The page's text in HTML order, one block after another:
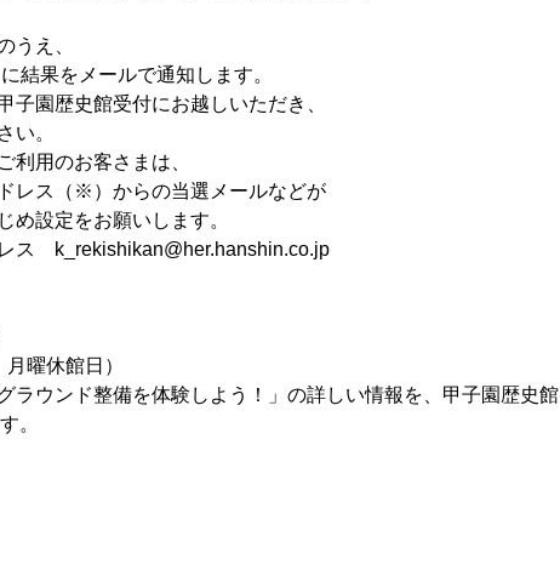
え、
メールで通知します。
史館受付にお越しいただき、
。
のお客さまは、
※）からの当選メールなどが
をお願いします。
曜休館日）
ラウンド整備を体験しよう！」の詳しい情報を、甲子園歴史館
。